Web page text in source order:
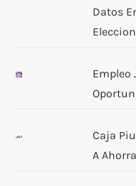
Datos
Empleo
Caja
A